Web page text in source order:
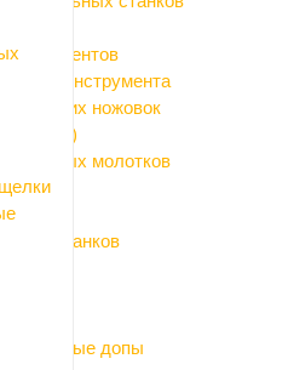
инструмента
ножовок
отбойных молотков
и станков
сварочные допы